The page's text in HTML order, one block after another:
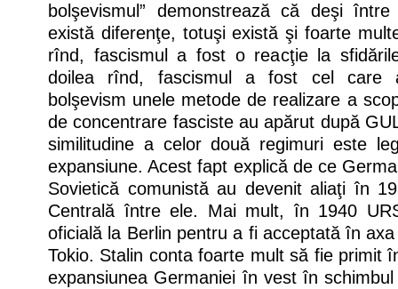
bolşevismul” demonstrează că deşi
există diferenţe, totuşi există şi foarte
rînd, fascismul a fost o reacţie la
doilea rînd, fascismul a fost cel care
bolşevism unele metode de realizare a
de concentrare fasciste au apărut după
similitudine a celor două regimuri este
expansiune. Acest fapt explică de ce
Sovietică comunistă au devenit aliaţi în
Centrală între ele. Mai mult, în 1940
oficială la Berlin pentru a fi acceptată în
Tokio. Stalin conta foarte mult să fie primit
expansiunea Germaniei în vest în